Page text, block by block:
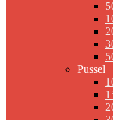
Pussel